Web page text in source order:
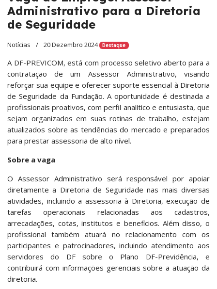
Administrativo para a Diretoria
de Seguridade
Notícias 20 Dezembro 2024 Destaque
A DF-PREVICOM, está com processo seletivo aberto para a
contratação de um Assessor Administrativo, visando
reforçar sua equipe e oferecer suporte essencial à Diretoria
de Seguridade da Fundação. A oportunidade é destinada a
profissionais proativos, com perfil analítico e entusiasta, que
sejam organizados em suas rotinas de trabalho, estejam
atualizados sobre as tendências do mercado e preparados
para prestar assessoria de alto nível.
Sobre a vaga
O Assessor Administrativo será responsável por apoiar
diretamente a Diretoria de Seguridade nas mais diversas
atividades, incluindo a assessoria à Diretoria, execução de
tarefas operacionais relacionadas aos cadastros,
arrecadações, cotas, institutos e benefícios. Além disso, o
profissional também atuará no relacionamento com os
participantes e patrocinadores, incluindo atendimento aos
servidores do DF sobre o Plano DF-Previdência, e
contribuirá com informações gerenciais sobre a atuação da
diretoria.